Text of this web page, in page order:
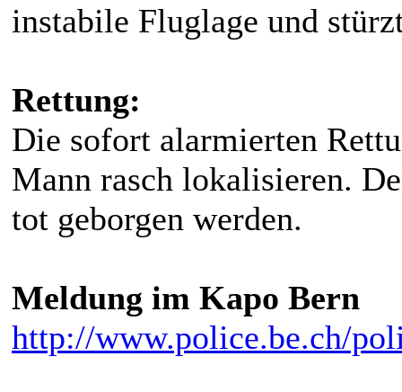
instabile Fluglage und
Rettung:
Die sofort alarmierten
Mann rasch lokalisieren.
tot geborgen werden.
Meldung im Kapo Bern
http://www.police.be.ch/